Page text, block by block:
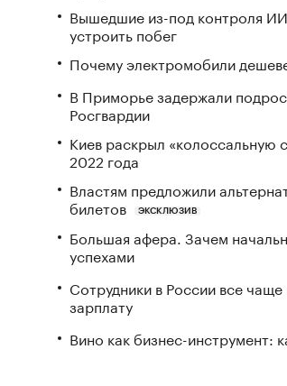
Вышедшие из-под контроля
устроить побег
Почему электромобили
В Приморье задержали
Росгвардии
Киев раскрыл
2022 года
Властям предложили
билетов
ЭКСКЛЮЗИВ
Большая афера. Зачем
успехами
Сотрудники в России все
зарплату
Вино как бизнес-инструмент: